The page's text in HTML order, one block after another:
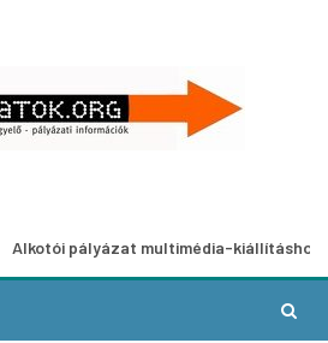
multimédia-kiállításhoz